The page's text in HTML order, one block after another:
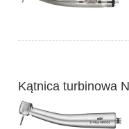
Kątnica turbinowa